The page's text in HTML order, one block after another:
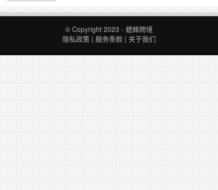
在上面售卖或交换自己的服装和配饰，还可以有论
坛交流沟通。自推出以来，Vinted的人气已经越来
越火爆了，所以中国的跨境商家们都看中了这个平
台，纷纷加入。说的是欧洲 其实不止！Vinted 目
© Copyright 2023 - 蟋蟀跨境
隐私政策 | 服务条款 | 关于我们